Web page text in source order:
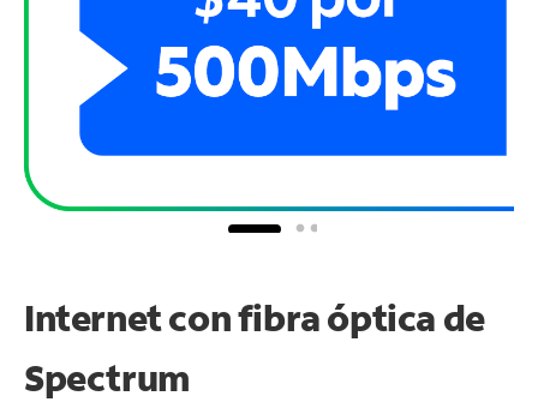
Internet con fibra óptica de
Spectrum